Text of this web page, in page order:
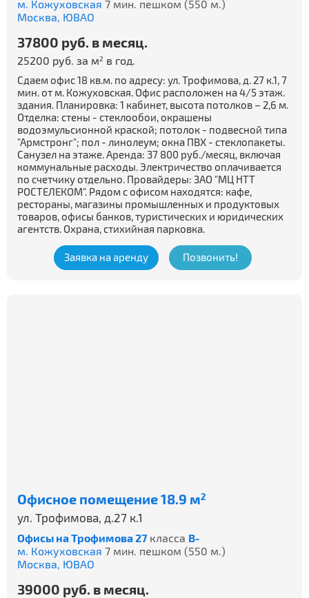
м. Кожуховская 7 мин. пешком (550 м.)
Москва, ЮВАО
37800 руб. в месяц.
25200 руб. за м2 в год.
Сдаем офис 18 кв.м. по адресу: ул. Трофимова, д. 27 к.1, 7
мин. от м. Кожуховская. Офис расположен на 4/5 этаж.
здания. Планировка: 1 кабинет, высота потолков – 2,6 м.
Отделка: стены - стеклообои, окрашены
водоэмульсионной краской; потолок - подвесной типа
"Армстронг"; пол - линолеум; окна ПВХ - стеклопакеты.
Санузел на этаже. Аренда: 37 800 руб./месяц, включая
коммунальные расходы. Электричество оплачивается
по счетчику отдельно. Провайдеры: ЗАО "МЦ НТТ
РОСТЕЛЕКОМ". Рядом с офисом находятся: кафе,
рестораны, магазины промышленных и продуктовых
товаров, офисы банков, туристических и юридических
агентств. Охрана, стихийная парковка.
Заявка на аренду Позвонить!
Офисное помещение 18.9 м2
ул. Трофимова, д.27 к.1
Офисы на Трофимова 27 класса B-
м. Кожуховская 7 мин. пешком (550 м.)
Москва, ЮВАО
39000 руб. в месяц.